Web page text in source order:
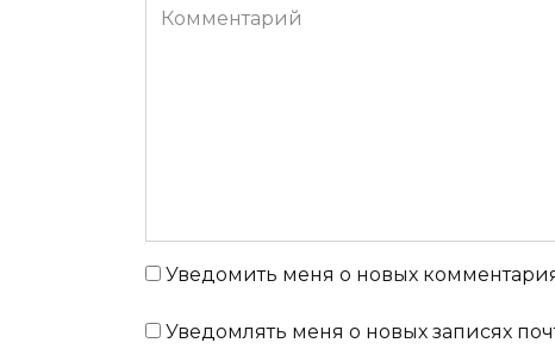
Комментарий
Уведомить меня о новых
Уведомлять меня о новых записях